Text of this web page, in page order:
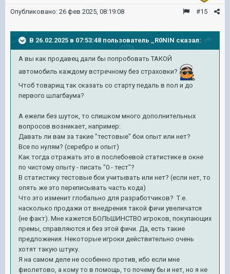
#15
Опубликовано: 26 фев 2025, 08:19:08
В 26.02.2025 в 07:53:48 пользователь _R0NIN сказал:
А вы как продавец дали бы попробовать ТАКОЙ
автомобиль каждому встречному без страховки?
Чтоб товарищ так сказать со старту педаль в пол и до
первого шлагбаума?
А ежели без шуток, то слишком много дополнительных
вопросов возникает, например:
Давать ли вам за такие "тестовые" бои опыт или нет?
Все по нулям? (серебро и опыт)
Как тогда отражать это в послебоевой статистике в окне
по чистому опыту - писать "0 - тест"?
В статистику тестовые бои учитывать или нет? (если нет, то
опять же это переписывать часть кода)
Что это изменит глобально для разработчиков? Т.е.
насколько продажи от внедрения такой фичи увеличатся
(не факт). Мне кажется БОЛЬШИНСТВО игроков, покупающих
премы, справляются и без этой фичи. Да, есть такие
предложения. Некоторые игроки действительно очень
хотят такую штуку.
Я на самом деле не особенно против, ибо если мне
фиолетово, а кому то в помощь, то почему бы и нет, но я не